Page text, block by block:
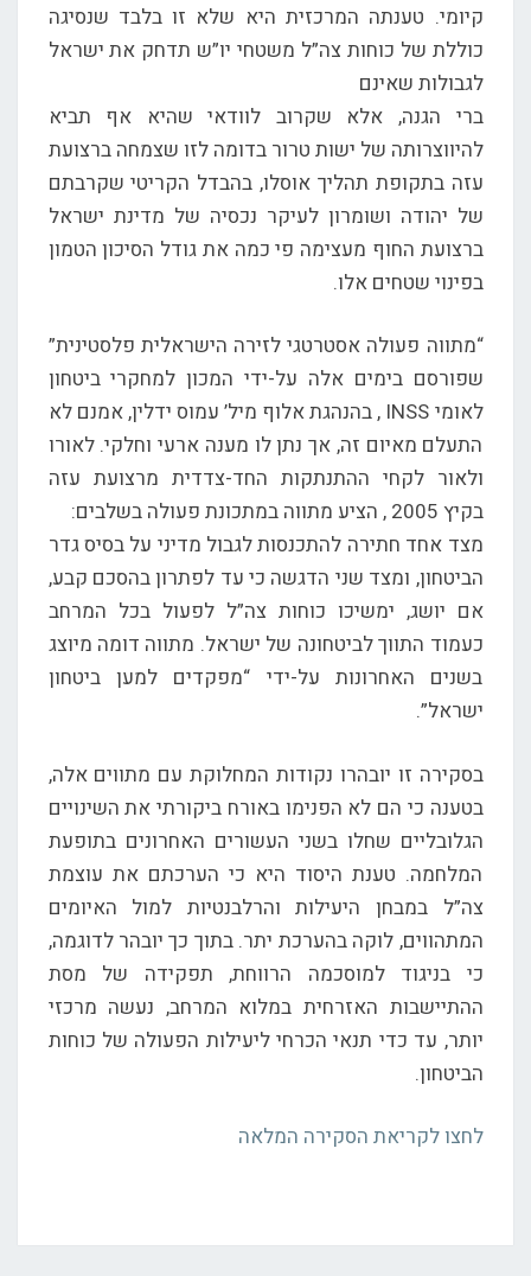
קיומי. טענתה המרכזית היא שלא זו בלבד שנסיגה
כוללת של כוחות צה”ל משטחי יו”ש תדחק את ישראל
לגבולות שאינם
ברי הגנה, אלא שקרוב לוודאי שהיא אף תביא
להיווצרותה של ישות טרור בדומה לזו שצמחה ברצועת
עזה בתקופת תהליך אוסלו, בהבדל הקריטי שקרבתם
של יהודה ושומרון לעיקר נכסיה של מדינת ישראל
ברצועת החוף מעצימה פי כמה את גודל הסיכון הטמון
בפינוי שטחים אלו.
“מתווה פעולה אסטרטגי לזירה הישראלית פלסטינית”
שפורסם בימים אלה על-ידי המכון למחקרי ביטחון
לאומי INSS , בהנהגת אלוף מיל’ עמוס ידלין, אמנם לא
התעלם מאיום זה, אך נתן לו מענה ארעי וחלקי. לאורו
ולאור לקחי ההתנתקות החד-צדדית מרצועת עזה
בקיץ 2005 , הציע מתווה במתכונת פעולה בשלבים:
מצד אחד חתירה להתכנסות לגבול מדיני על בסיס גדר
הביטחון, ומצד שני הדגשה כי עד לפתרון בהסכם קבע,
אם יושג, ימשיכו כוחות צה”ל לפעול בכל המרחב
כעמוד התווך לביטחונה של ישראל. מתווה דומה מיוצג
בשנים האחרונות על-ידי “מפקדים למען ביטחון
ישראל”.
בסקירה זו יובהרו נקודות המחלוקת עם מתווים אלה,
בטענה כי הם לא הפנימו באורח ביקורתי את השינויים
הגלובליים שחלו בשני העשורים האחרונים בתופעת
המלחמה. טענת היסוד היא כי הערכתם את עוצמת
צה”ל במבחן היעילות והרלבנטיות למול האיומים
המתהווים, לוקה בהערכת יתר. בתוך כך יובהר לדוגמה,
כי בניגוד למוסכמה הרווחת, תפקידה של מסת
ההתיישבות האזרחית במלוא המרחב, נעשה מרכזי
יותר, עד כדי תנאי הכרחי ליעילות הפעולה של כוחות
הביטחון.
לחצו לקריאת הסקירה המלאה